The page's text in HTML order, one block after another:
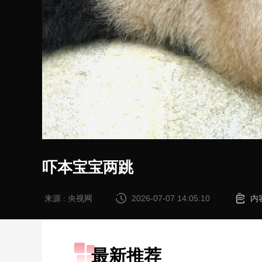
吓本宝宝两跳
来源 : 央视网 2026-07-07 14:05:10 内
最新推荐